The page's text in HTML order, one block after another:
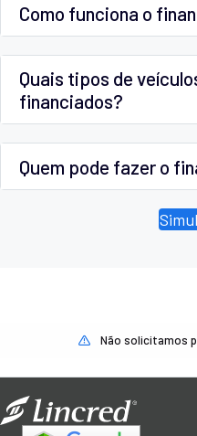
Como funciona o
Quais tipos de
financiados?
Quem pode fazer o
Não solicitamos